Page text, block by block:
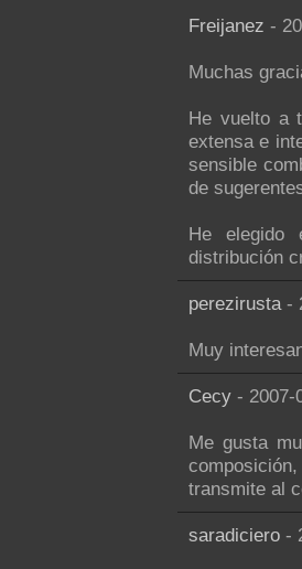
Freijanez -
Muchas
He vuelto a
extensa e
sensible
de
He elegido
distribución
perezirusta-
Muy
Cecy - 2007-
Me gusta
transmite al
saradiciero -